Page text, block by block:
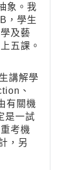
象。我
，學生
及藝
五課。
講解學
、
有關機
是一試
考機
，另